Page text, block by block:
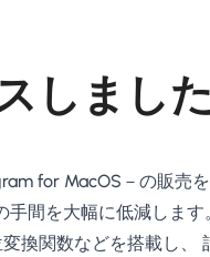
しました
for MacOS－の販売
間を大幅に低減しま
換関数などを搭載し、